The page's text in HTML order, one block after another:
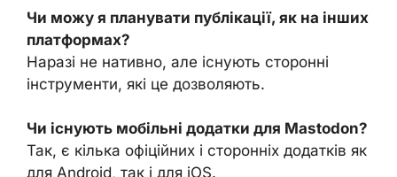
Чи можу я планувати публікації, як на інших
платформах?
Наразі не нативно, але існують сторонні
інструменти, які це дозволяють.
Чи існують мобільні додатки для Mastodon?
Так, є кілька офіційних і сторонніх додатків як
для Android, так і для iOS.